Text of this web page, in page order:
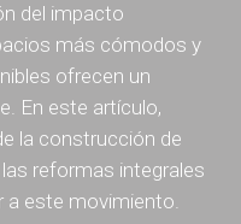
del impacto
más cómodos y
ofrecen un
En este artículo,
la construcción de
reformas integrales
a este movimiento.